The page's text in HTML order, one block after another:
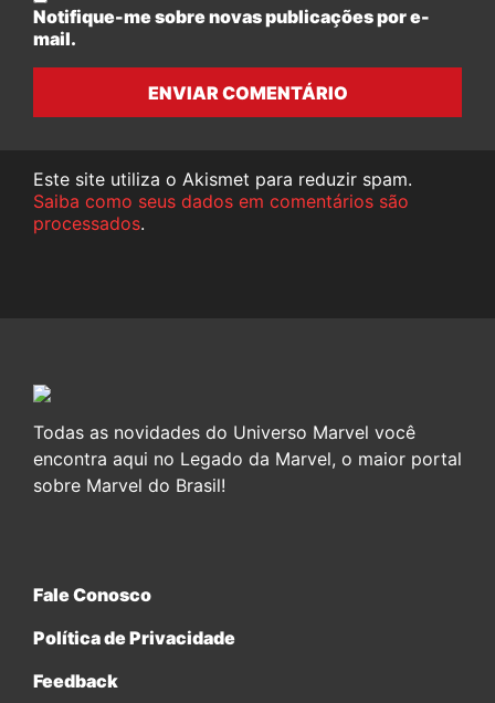
Notifique-me sobre novas publicações por e-
mail.
ENVIAR COMENTÁRIO
Este site utiliza o Akismet para reduzir spam.
Saiba como seus dados em comentários são
processados.
Todas as novidades do Universo Marvel você
encontra aqui no Legado da Marvel, o maior portal
sobre Marvel do Brasil!
Fale Conosco
Política de Privacidade
Feedback